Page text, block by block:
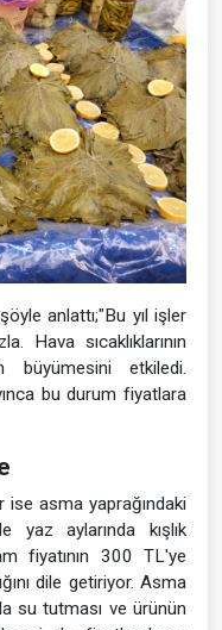
anlattı;"Bu yıl işler
Hava sıcaklıklarının
büyümesini etkiledi.
bu durum fiyatlara
ise asma yaprağındaki
yaz aylarında kışlık
fiyatının 300 TL'ye
dile getiriyor. Asma
su tutması ve ürünün